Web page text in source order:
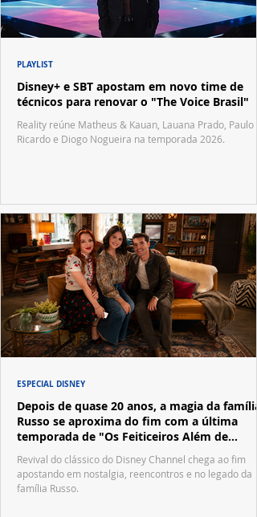
Disney+ e SBT apostam em novo time de
técnicos para renovar o "The Voice Brasil"
Reality reúne Matheus & Kauan, Lauana Prado, Paulo
Ricardo e Diogo Nogueira na temporada 2026.
PLAYLIST
Depois de quase 20 anos, a magia da família
Russo se aproxima do fim com a última
temporada de "Os Feiticeiros Além de
Waverly Place"
Revival do clássico do Disney Channel chega ao fim
apostando em nostalgia, reencontros e no legado da
família Russo.
ESPECIAL DISNEY